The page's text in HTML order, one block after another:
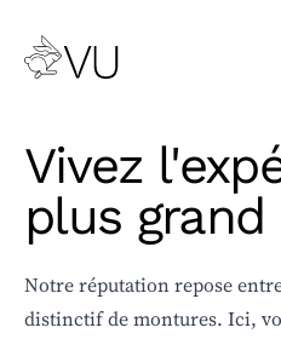
Vivez
plus
Notre réputation repose
distinctif de montures. Ici,
GENRE